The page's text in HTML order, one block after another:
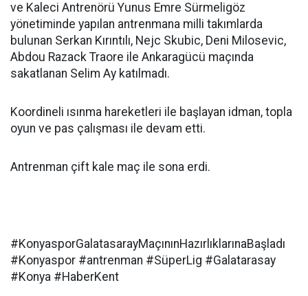
ve Kaleci Antrenörü Yunus Emre Sürmeligöz
yönetiminde yapılan antrenmana milli takımlarda
bulunan Serkan Kırıntılı, Nejc Skubic, Deni Milosevic,
Abdou Razack Traore ile Ankaragücü maçında
sakatlanan Selim Ay katılmadı.
Koordineli ısınma hareketleri ile başlayan idman, topla
oyun ve pas çalışması ile devam etti.
Antrenman çift kale maç ile sona erdi.
#KonyasporGalatasarayMaçınınHazırlıklarınaBaşladı
#Konyaspor #antrenman #SüperLig #Galatarasay
#Konya #HaberKent